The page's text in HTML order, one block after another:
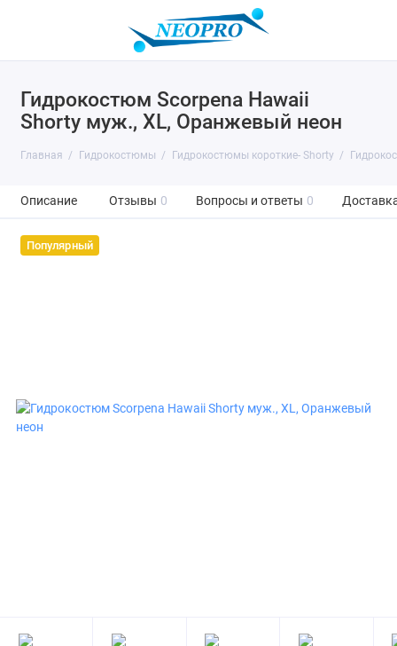
Гидрокостюм Scorpena Hawaii
Shorty муж., XL, Оранжевый неон
Главная Гидрокостюмы Гидрокостюмы короткие- Shorty
Описание Отзывы 0 Вопросы и ответы 0
Популярный